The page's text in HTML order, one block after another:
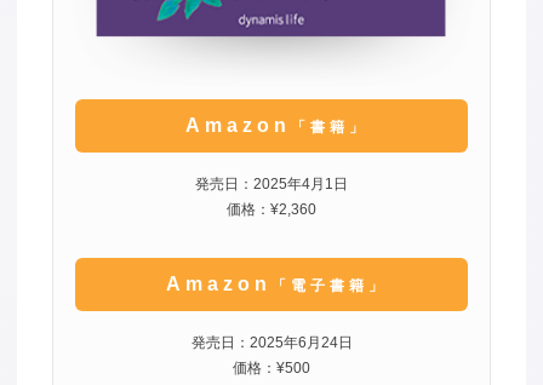
Amazon 「書籍」
発売日：2025年4月1日
価格：¥2,360
Amazon 「電子書籍」
発売日：2025年6月24日
価格：¥500